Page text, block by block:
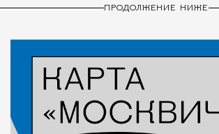
ПРОДОЛЖЕНИЕ НИЖЕ